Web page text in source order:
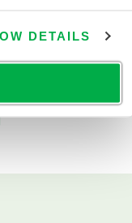
DETAILS